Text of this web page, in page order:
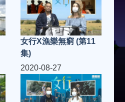
女行X漁樂無窮 (第11
集)
2020-08-27